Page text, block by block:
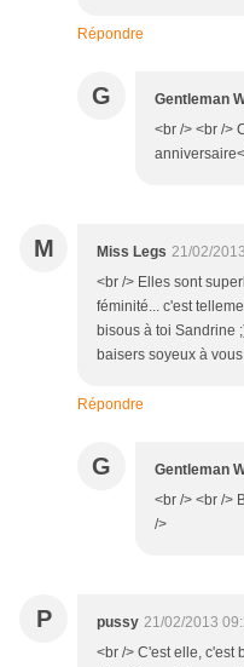
Répondre
G Gentleman
<br /> <br />
M Miss Legs 21/02/
<br /> Elles sont
féminité... c'est
bisous à toi Sandrine
baisers soyeux à
Répondre
G Gentleman
<br /> <br />
/>
P pussy 21/02/2013
<br /> C'est elle, c'est